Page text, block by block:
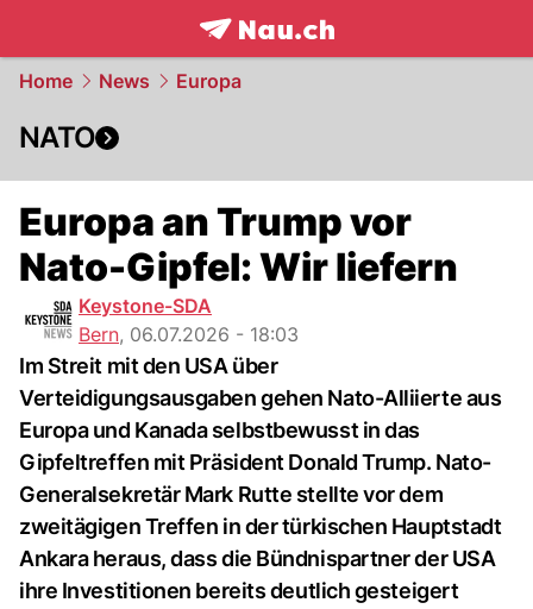
frontpage.NAU.ch
Home News Europa
NATO
Europa an Trump vor
Nato-Gipfel: Wir liefern
Keystone-SDA
Bern, 06.07.2026 - 18:03
Im Streit mit den USA über
Verteidigungsausgaben gehen Nato-Alliierte aus
Europa und Kanada selbstbewusst in das
Gipfeltreffen mit Präsident Donald Trump. Nato-
Generalsekretär Mark Rutte stellte vor dem
zweitägigen Treffen in der türkischen Hauptstadt
Ankara heraus, dass die Bündnispartner der USA
ihre Investitionen bereits deutlich gesteigert